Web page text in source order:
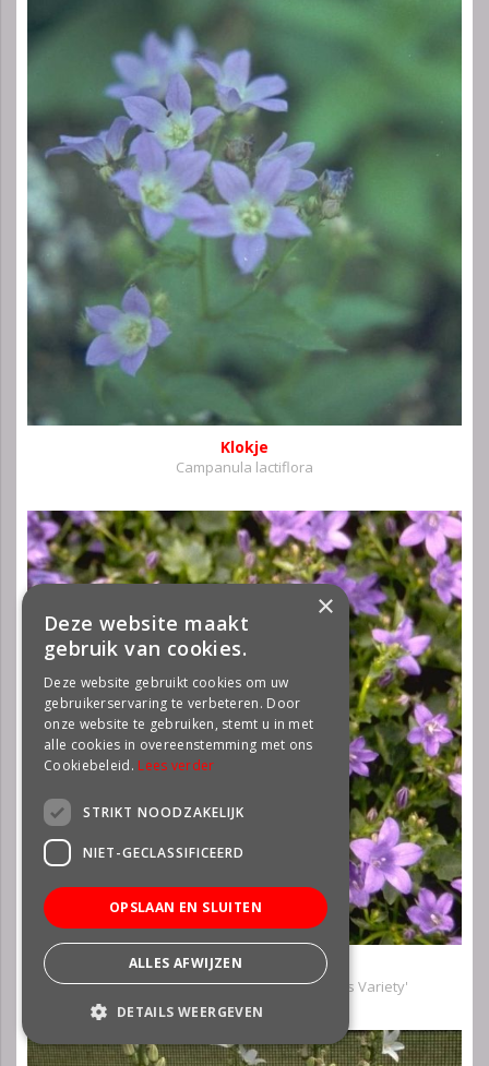
Klokje
Campanula lactiflora
Klokje
Campanula portenschlagiana 'Resholdt's Variety'
×
Deze website maakt
gebruik van cookies.
Deze website gebruikt cookies om uw
gebruikerservaring te verbeteren. Door
onze website te gebruiken, stemt u in met
alle cookies in overeenstemming met ons
Cookiebeleid. Lees verder
STRIKT NOODZAKELIJK
NIET-GECLASSIFICEERD
OPSLAAN EN SLUITEN
ALLES AFWIJZEN
DETAILS WEERGEVEN